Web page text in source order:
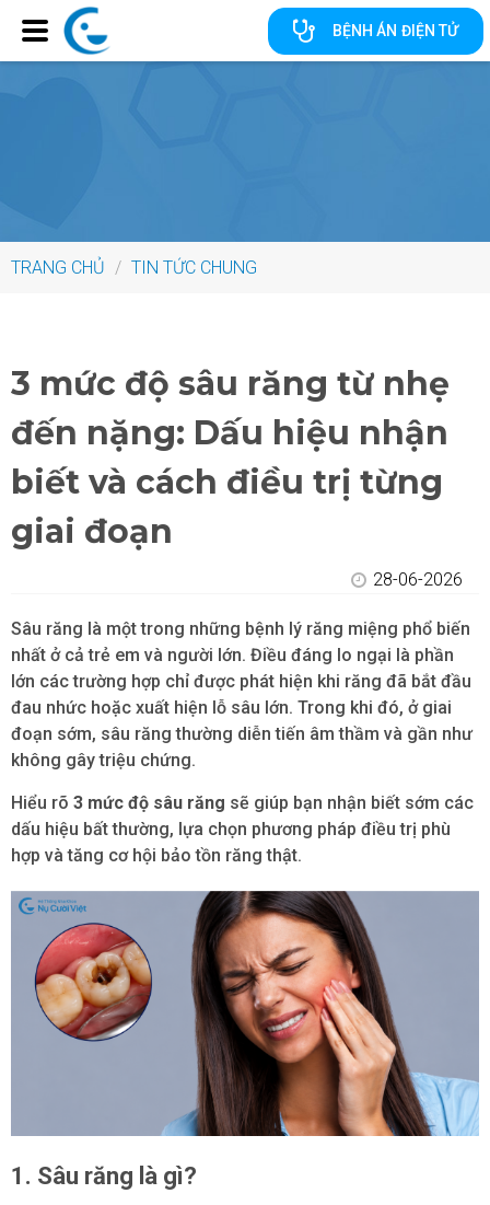
BỆNH ÁN ĐIỆN TỬ
TRANG CHỦ / TIN TỨC CHUNG
3 mức độ sâu răng từ nhẹ
đến nặng: Dấu hiệu nhận
biết và cách điều trị từng
giai đoạn
28-06-2026
Sâu răng là một trong những bệnh lý răng miệng phổ biến
nhất ở cả trẻ em và người lớn. Điều đáng lo ngại là phần
lớn các trường hợp chỉ được phát hiện khi răng đã bắt đầu
đau nhức hoặc xuất hiện lỗ sâu lớn. Trong khi đó, ở giai
đoạn sớm, sâu răng thường diễn tiến âm thầm và gần như
không gây triệu chứng.
Hiểu rõ 3 mức độ sâu răng sẽ giúp bạn nhận biết sớm các
dấu hiệu bất thường, lựa chọn phương pháp điều trị phù
hợp và tăng cơ hội bảo tồn răng thật.
1. Sâu răng là gì?